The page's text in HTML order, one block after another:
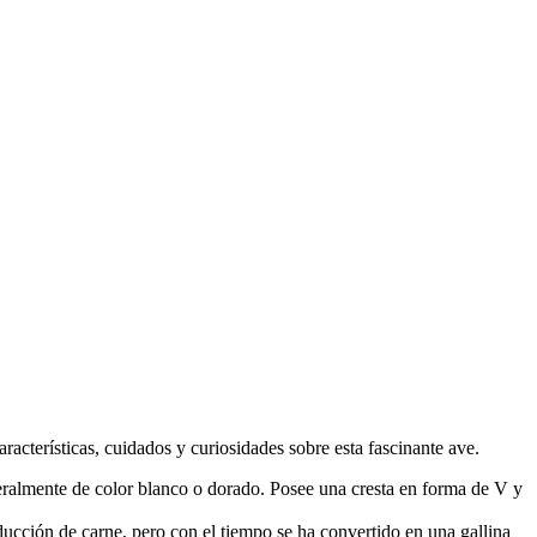
cuidados y curiosidades sobre esta fascinante ave.
de color blanco o dorado. Posee una cresta en forma de V y
de carne, pero con el tiempo se ha convertido en una gallina